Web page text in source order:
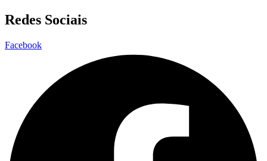
Redes Sociais
Facebook